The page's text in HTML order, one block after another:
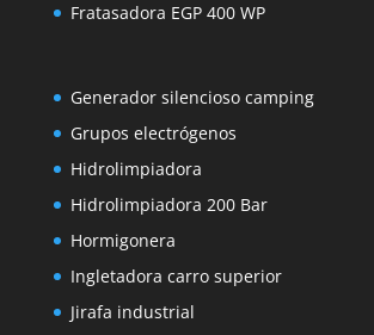
Fratasadora EGP 400 WP
Generador silencioso camping
Grupos electrógenos
Hidrolimpiadora
Hidrolimpiadora 200 Bar
Hormigonera
Ingletadora carro superior
Jirafa industrial